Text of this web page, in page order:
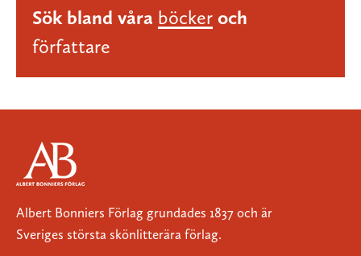
Sök bland våra böcker och
författare
Albert Bonniers Förlag grundades 1837 och är
Sveriges största skönlitterära förlag.